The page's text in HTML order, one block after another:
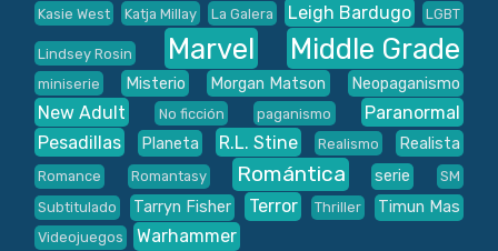
Kasie West
Katja Millay La Galera Leigh Bardugo LGBT
Lindsey Rosin Marvel Middle Grade
miniserie Misterio Morgan Matson Neopaganismo
New Adult No ficción paganismo
Paranormal
Pesadillas
Planeta R.L. Stine Realismo Realista
Romance Romantasy Romántica serie
SM
Subtitulado
Tarryn Fisher Terror Thriller Timun Mas
Videojuegos Warhammer